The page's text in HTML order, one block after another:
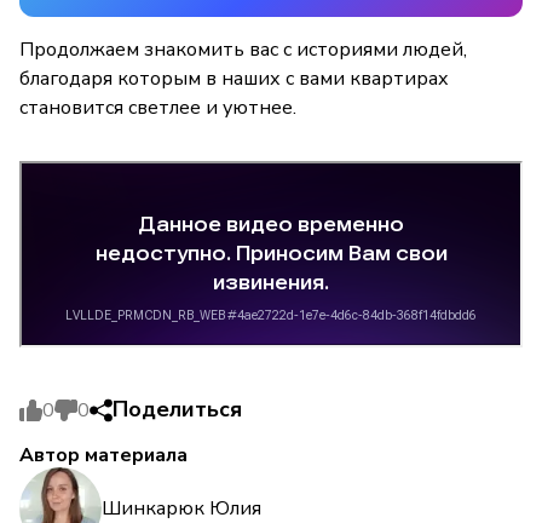
Продолжаем знакомить вас с историями людей,
благодаря которым в наших с вами квартирах
становится светлее и уютнее.
0 0 Поделиться
Автор материала
Шинкарюк Юлия